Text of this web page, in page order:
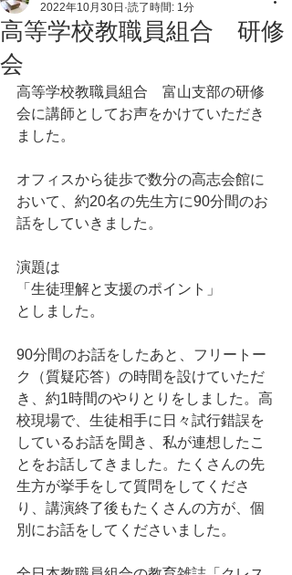
高等学校教職員組合 研修
会
2022年10月30日 読了時間: 1分
高等学校教職員組合　富山支部の研修
会に講師としてお声をかけていただき
ました。
オフィスから徒歩で数分の高志会館に
おいて、約20名の先生方に90分間のお
話をしていきました。
演題は
「生徒理解と支援のポイント」
としました。
90分間のお話をしたあと、フリートー
ク（質疑応答）の時間を設けていただ
き、約1時間のやりとりをしました。高
校現場で、生徒相手に日々試行錯誤を
しているお話を聞き、私が連想したこ
とをお話してきました。たくさんの先
生方が挙手をして質問をしてくださ
り、講演終了後もたくさんの方が、個
別にお話をしてくださいました。